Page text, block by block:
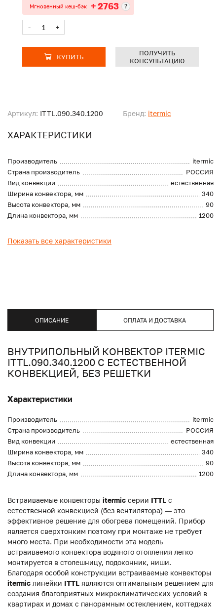
Артикул: ITTL.090.340.1200 Бренд: itermic
ХАРАКТЕРИСТИКИ
Производитель
itermic
Страна производитель
РОССИЯ
Вид конвекции
естественная
Ширина конвектора, мм
340
Высота конвектора, мм
90
Длина конвектора, мм
1200
Показать все характеристики
Мгновенный кеш-бэк + 2763 ?
- +
КУПИТЬ
ПОЛУЧИТЬ
КОНСУЛЬТАЦИЮ
ОПИСАНИЕ ОПЛАТА И ДОСТАВКА
ВНУТРИПОЛЬНЫЙ КОНВЕКТОР ITERMIC
ITTL.090.340.1200 С ЕСТЕСТВЕННОЙ
КОНВЕКЦИЕЙ, БЕЗ РЕШЕТКИ
Характеристики
Производитель
itermic
Страна производитель
РОССИЯ
Вид конвекции
естественная
Ширина конвектора, мм
340
Высота конвектора, мм
90
Длина конвектора, мм
1200
Встраиваемые конвекторы itermic серии ITTL с
естественной конвекцией (без вентилятора) — это
эффективное решение для обогрева помещений. Прибор
является сверхтонким поэтому при монтаже не требует
много места. При необходимости эта модель
встраиваемого конвектора водяного отопления легко
монтируется в столешницу, подоконник, ниши.
Благодаря особой конструкции встраиваемые конвекторы
itermic линейки ITTL являются оптимальным решением для
создания благоприятных микроклиматических условий в
квартирах и домах с панорамным остеклением, коттеджах